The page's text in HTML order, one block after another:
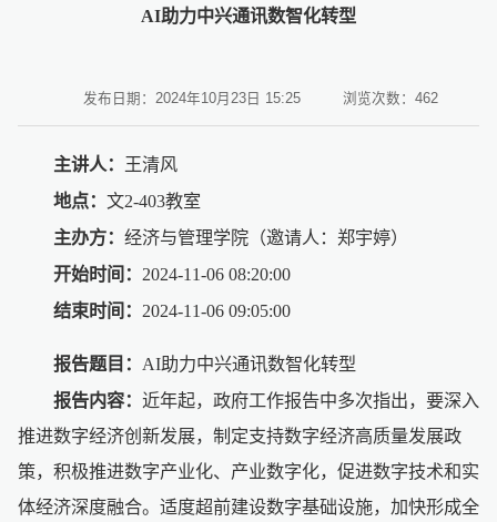
AI助力中兴通讯数智化转型
发布日期：2024年10月23日 15:25 浏览次数： 462
主讲人： 王清风
地点：文2-403教室
主办方：经济与管理学院（邀请人：郑宇婷）
开始时间： 2024-11-06 08:20:00
结束时间： 2024-11-06 09:05:00
报告题目： AI助力中兴通讯数智化转型
报告内容： 近年起，政府工作报告中多次指出，要深入
推进数字经济创新发展，制定支持数字经济高质量发展政
策，积极推进数字产业化、产业数字化，促进数字技术和实
体经济深度融合。适度超前建设数字基础设施，加快形成全